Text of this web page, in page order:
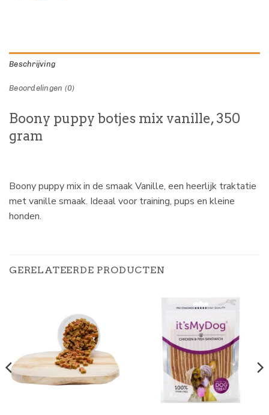
Beschrijving
Beoordelingen (0)
Boony puppy botjes mix vanille, 350
gram
Boony puppy mix in de smaak Vanille, een heerlijk traktatie
met vanille smaak. Ideaal voor training, pups en kleine
honden.
GERELATEERDE PRODUCTEN